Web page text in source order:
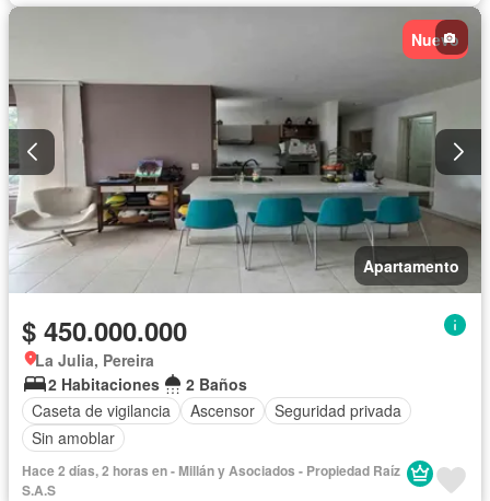
Nuevo
Apartamento
$ 450.000.000
La Julia, Pereira
2 Habitaciones
2 Baños
Caseta de vigilancia
Ascensor
Seguridad privada
Sin amoblar
Hace 2 días, 2 horas en - Millán y Asociados - Propiedad Raíz
S.A.S